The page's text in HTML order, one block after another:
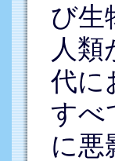
び生
人
代に
すべ
に悪